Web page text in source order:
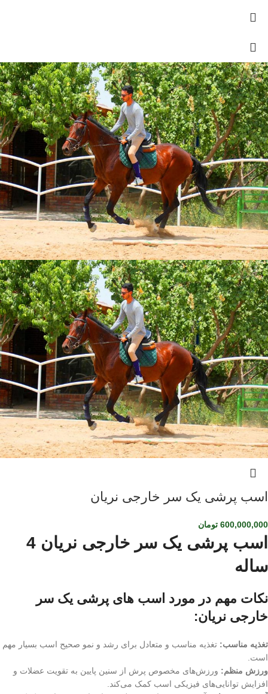
اسب پرشی یک سر خارجی نریان
600,000,000 تومان
اسب پرشی یک سر خارجی نریان 4
ساله
نکات مهم در مورد اسب های پرشی یک سر
خارجی نریان:
تغذیه مناسب: تغذیه مناسب و متعادل برای رشد و نمو صحیح اسب بسیار مهم
است.
ورزش منظم: ورزش‌های مخصوص پرش از سنین پایین به تقویت عضلات و
افزایش توانایی‌های فیزیکی اسب کمک می‌کند.